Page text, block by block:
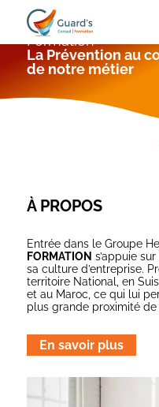
Guard's
Conseil
Formation
Guard's Conseil
Formation
La Prévention au
de notre métier
À PROPOS
Entrée dans le Groupe
FORMATION s’appuie
sa culture d’entreprise.
territoire National, en
et au Maroc, ce qui lui
plus grande proximité
En savoir plus
Panneau de gestion des cookies